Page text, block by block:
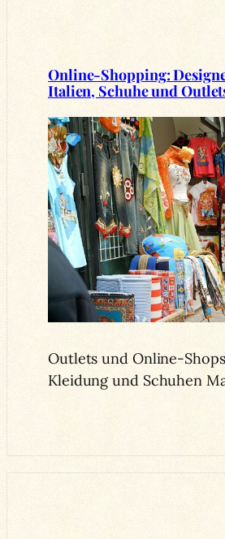
Online-Shopping:
Italien, Schuhe und
Outlets und Online-
Kleidung und Schuhen